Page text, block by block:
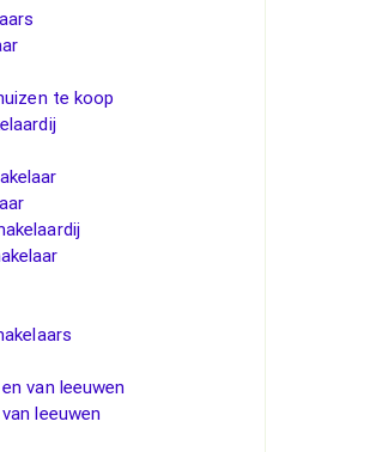
te koop
van leeuwen
leeuwen